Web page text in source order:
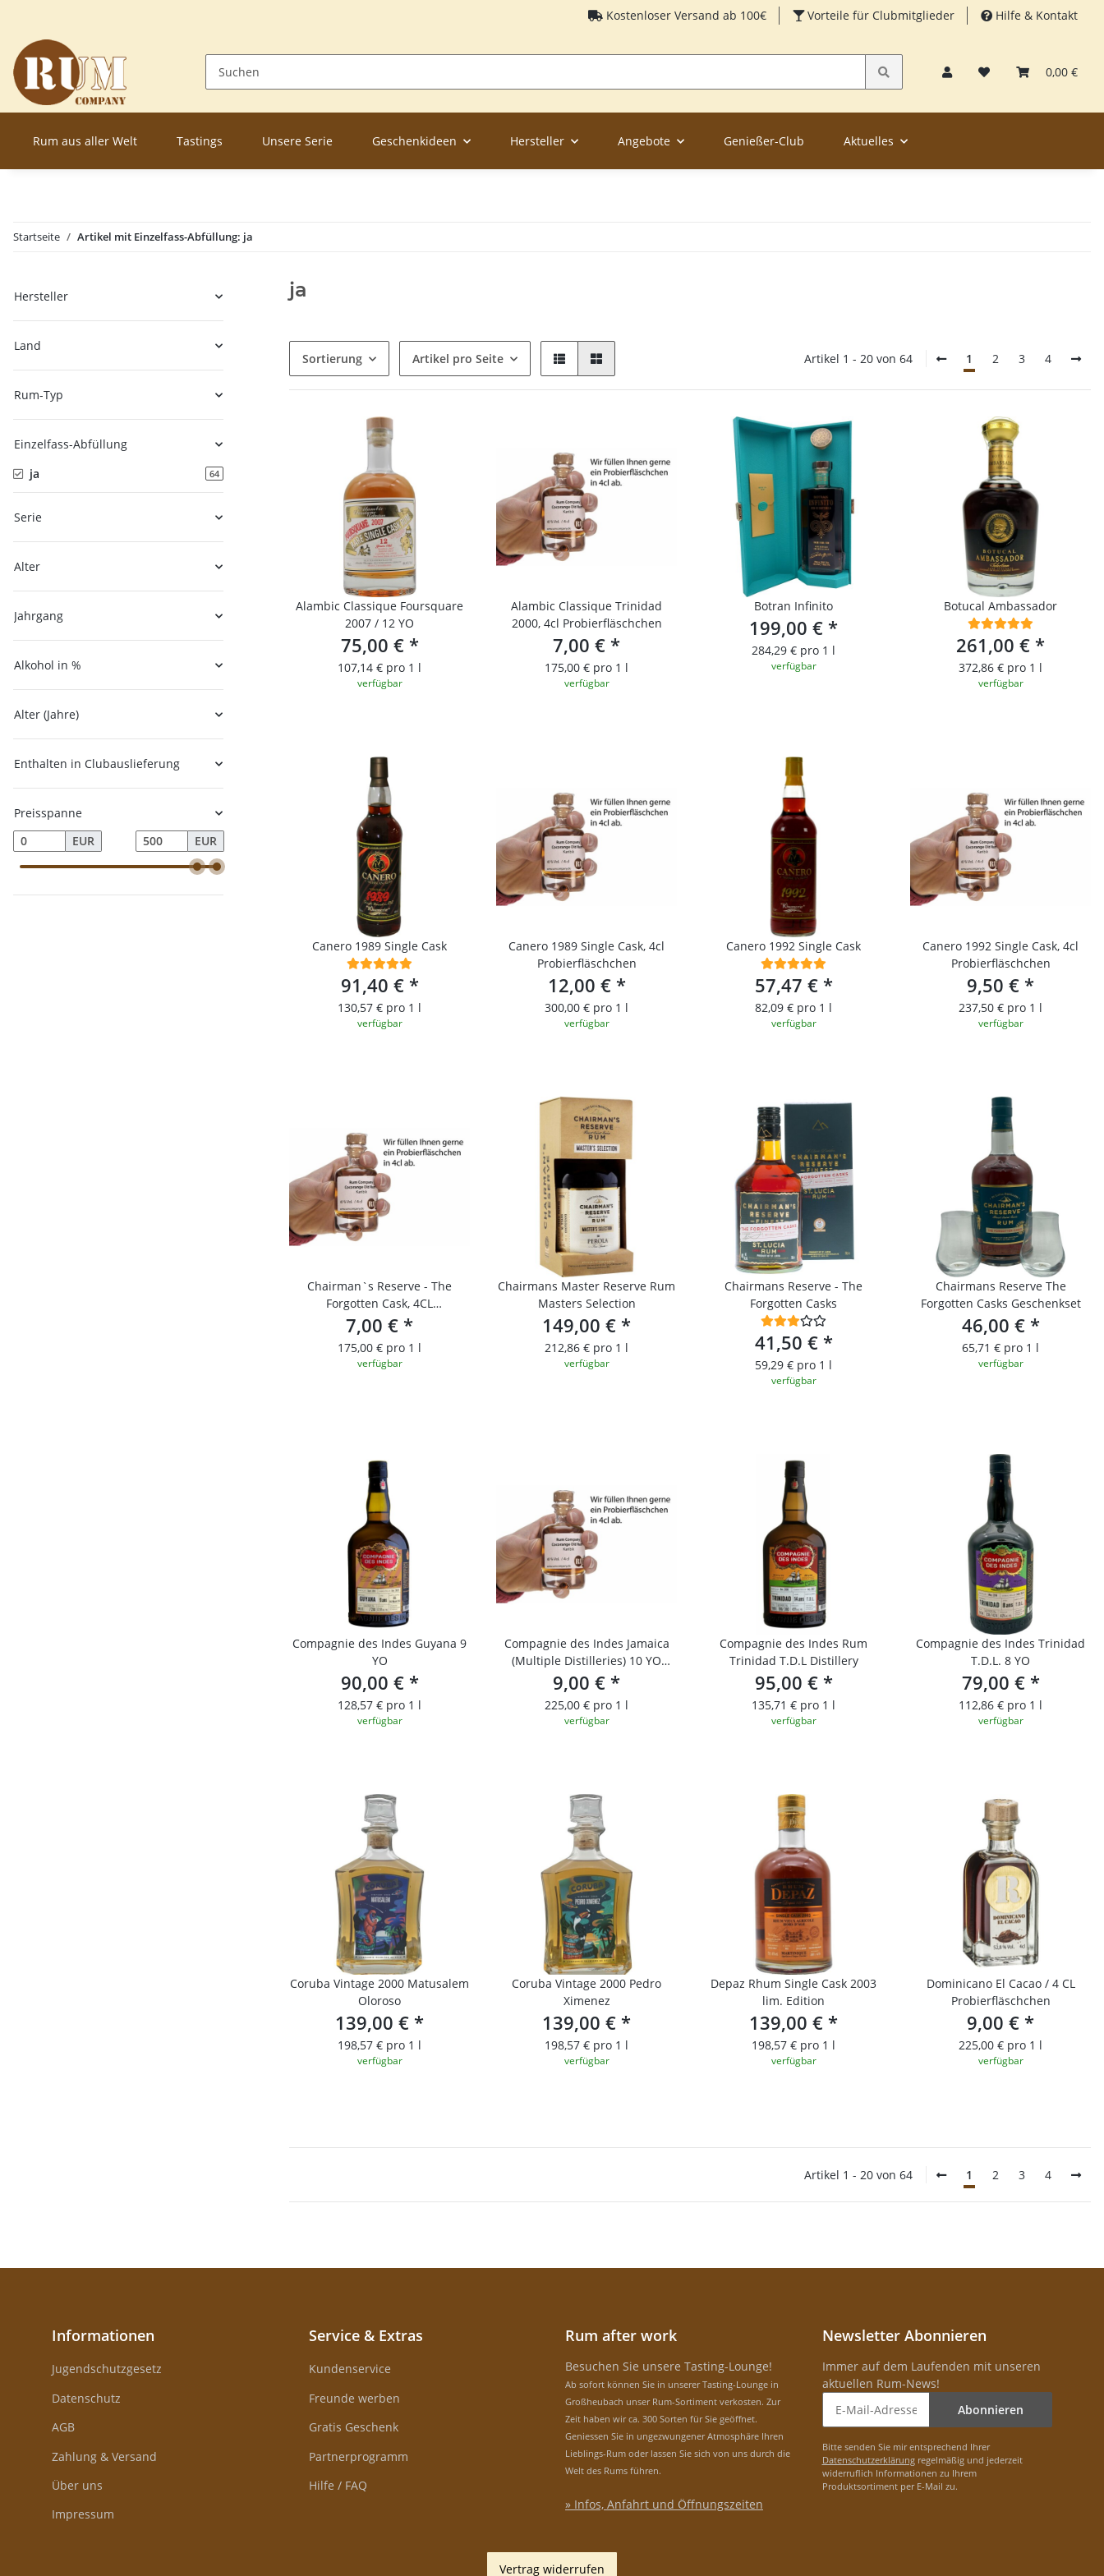
Kostenloser Versand ab 100€ Vorteile für Clubmitglieder Hilfe & Kontakt
0,00 €
Rum aus aller Welt Tastings Unsere Serie Geschenkideen Hersteller Angebote Genießer-Club Aktuelles
Startseite Artikel mit Einzelfass-Abfüllung: ja
ja
Sortierung Artikel pro Seite Artikel 1 - 20 von 64 1 2 3 4
Alambic Classique Foursquare
2007 / 12 YO
75,00 € *
107,14 € pro 1 l
verfügbar
Alambic Classique Trinidad
2000, 4cl Probierfläschchen
7,00 € *
175,00 € pro 1 l
verfügbar
Botran Infinito
199,00 € *
284,29 € pro 1 l
verfügbar
Botucal Ambassador
261,00 € *
372,86 € pro 1 l
verfügbar
Canero 1989 Single Cask
91,40 € *
130,57 € pro 1 l
verfügbar
Canero 1989 Single Cask, 4cl
Probierfläschchen
12,00 € *
300,00 € pro 1 l
verfügbar
Canero 1992 Single Cask
57,47 € *
82,09 € pro 1 l
verfügbar
Canero 1992 Single Cask, 4cl
Probierfläschchen
9,50 € *
237,50 € pro 1 l
verfügbar
Chairman`s Reserve - The
Forgotten Cask, 4CL
PROBIERFLÄSCHCHEN
7,00 € *
175,00 € pro 1 l
verfügbar
Chairmans Master Reserve Rum
Masters Selection
149,00 € *
212,86 € pro 1 l
verfügbar
Chairmans Reserve - The
Forgotten Casks
41,50 € *
59,29 € pro 1 l
verfügbar
Chairmans Reserve The
Forgotten Casks Geschenkset
46,00 € *
65,71 € pro 1 l
verfügbar
Compagnie des Indes Guyana 9
YO
90,00 € *
128,57 € pro 1 l
verfügbar
Compagnie des Indes Jamaica
(Multiple Distilleries) 10 YO
Single Cask Rum
9,00 € *
225,00 € pro 1 l
verfügbar
Compagnie des Indes Rum
Trinidad T.D.L Distillery
95,00 € *
135,71 € pro 1 l
verfügbar
Compagnie des Indes Trinidad
T.D.L. 8 YO
79,00 € *
112,86 € pro 1 l
verfügbar
Coruba Vintage 2000 Matusalem
Oloroso
139,00 € *
198,57 € pro 1 l
verfügbar
Coruba Vintage 2000 Pedro
Ximenez
139,00 € *
198,57 € pro 1 l
verfügbar
Depaz Rhum Single Cask 2003
lim. Edition
139,00 € *
198,57 € pro 1 l
verfügbar
Dominicano El Cacao / 4 CL
Probierfläschchen
9,00 € *
225,00 € pro 1 l
verfügbar
Artikel 1 - 20 von 64 1 2 3 4
Hersteller
Land
Rum-Typ
Einzelfass-Abfüllung
ja
64
Serie
Alter
Jahrgang
Alkohol in %
Alter (Jahre)
Enthalten in Clubauslieferung
Preisspanne
EUR
EUR
Informationen
Jugendschutzgesetz
Datenschutz
AGB
Zahlung & Versand
Über uns
Impressum
Service & Extras
Kundenservice
Freunde werben
Gratis Geschenk
Partnerprogramm
Hilfe / FAQ
Rum after work
Besuchen Sie unsere Tasting-Lounge!
Ab sofort können Sie in unserer Tasting-Lounge in
Großheubach unser Rum-Sortiment verkosten. Zur
Zeit haben wir ca. 300 Sorten für Sie geöffnet.
Geniessen Sie in ungezwungener Atmosphäre Ihren
Lieblings-Rum oder lassen Sie sich von uns durch die
Welt des Rums führen.
» Infos, Anfahrt und Öffnungszeiten
Newsletter Abonnieren
Immer auf dem Laufenden mit unseren
aktuellen Rum-News!
Abonnieren
Bitte senden Sie mir entsprechend Ihrer
Datenschutzerklärungregelmäßig und jederzeit
widerruflich Informationen zu Ihrem
Produktsortiment per E-Mail zu.
Vertrag widerrufen